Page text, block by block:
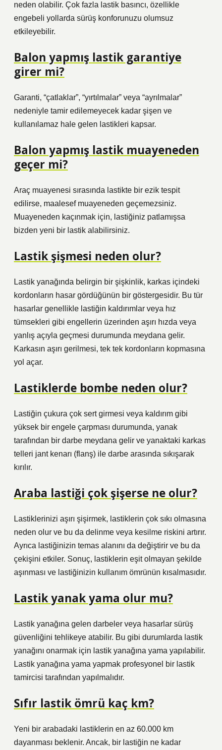
neden olabilir. Çok fazla lastik basıncı, özellikle
engebeli yollarda sürüş konforunuzu olumsuz
etkileyebilir.
Balon yapmış lastik garantiye
girer mi?
Garanti, “çatlaklar”, “yırtılmalar” veya “ayrılmalar”
nedeniyle tamir edilemeyecek kadar şişen ve
kullanılamaz hale gelen lastikleri kapsar.
Balon yapmış lastik muayeneden
geçer mi?
Araç muayenesi sırasında lastikte bir ezik tespit
edilirse, maalesef muayeneden geçemezsiniz.
Muayeneden kaçınmak için, lastiğiniz patlamışsa
bizden yeni bir lastik alabilirsiniz.
Lastik şişmesi neden olur?
Lastik yanağında belirgin bir şişkinlik, karkas içindeki
kordonların hasar gördüğünün bir göstergesidir. Bu tür
hasarlar genellikle lastiğin kaldırımlar veya hız
tümsekleri gibi engellerin üzerinden aşırı hızda veya
yanlış açıyla geçmesi durumunda meydana gelir.
Karkasın aşırı gerilmesi, tek tek kordonların kopmasına
yol açar.
Lastiklerde bombe neden olur?
Lastiğin çukura çok sert girmesi veya kaldırım gibi
yüksek bir engele çarpması durumunda, yanak
tarafından bir darbe meydana gelir ve yanaktaki karkas
telleri jant kenarı (flanş) ile darbe arasında sıkışarak
kırılır.
Araba lastiği çok şişerse ne olur?
Lastiklerinizi aşırı şişirmek, lastiklerin çok sıkı olmasına
neden olur ve bu da delinme veya kesilme riskini artırır.
Ayrıca lastiğinizin temas alanını da değiştirir ve bu da
çekişini etkiler. Sonuç, lastiklerin eşit olmayan şekilde
aşınması ve lastiğinizin kullanım ömrünün kısalmasıdır.
Lastik yanak yama olur mu?
Lastik yanağına gelen darbeler veya hasarlar sürüş
güvenliğini tehlikeye atabilir. Bu gibi durumlarda lastik
yanağını onarmak için lastik yanağına yama yapılabilir.
Lastik yanağına yama yapmak profesyonel bir lastik
tamircisi tarafından yapılmalıdır.
Sıfır lastik ömrü kaç km?
Yeni bir arabadaki lastiklerin en az 60.000 km
dayanması beklenir. Ancak, bir lastiğin ne kadar